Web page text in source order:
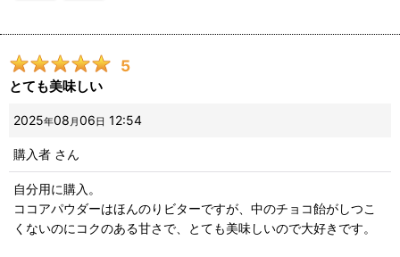
5
とても美味しい
2025年08 月06日 12:54
購入者 さん
自分用に購入。
ココアパウダーはほんのりビターですが、中のチョコ飴がしつこ
くないのにコクのある甘さで、とても美味しいので大好きです。